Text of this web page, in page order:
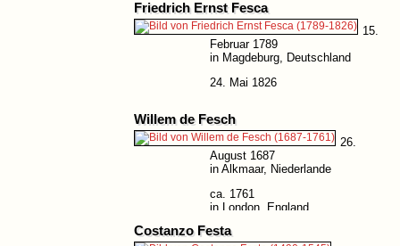
Friedrich Ernst Fesca
15.
Februar 1789
in Magdeburg, Deutschland
24. Mai 1826
Willem de Fesch
26.
August 1687
in Alkmaar, Niederlande
ca. 1761
in London, England
Costanzo Festa